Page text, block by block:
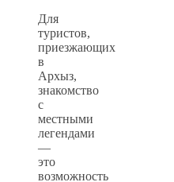
Для
туристов,
приезжающих
в
Архыз,
знакомство
с
местными
легендами
—
это
возможность